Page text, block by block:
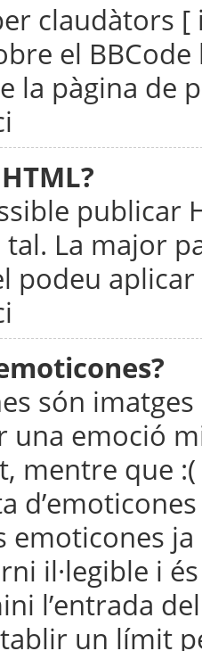
claudàtors [
el
la pàgina de
publicar
La major
podeu
són
una emoció
mentre que
emoticones
il·legible i
l’entrada
un límit